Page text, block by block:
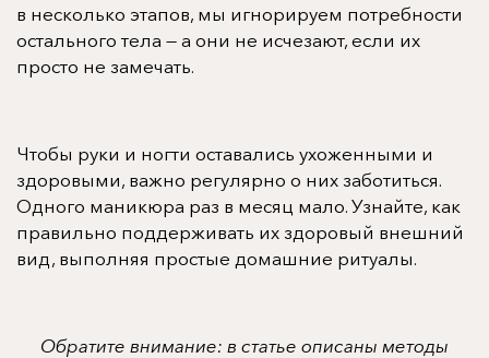
в несколько этапов, мы игнорируем потребности
остального тела — а они не исчезают, если их
просто не замечать.
Чтобы руки и ногти оставались ухоженными и
здоровыми, важно регулярно о них заботиться.
Одного маникюра раз в месяц мало. Узнайте, как
правильно поддерживать их здоровый внешний
вид, выполняя простые домашние ритуалы.
Обратите внимание: в статье описаны методы